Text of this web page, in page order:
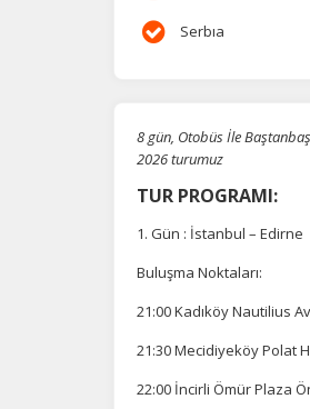
Serbıa
8 gün, Otobüs İle
2026 turumuz
TUR PROGRAMI:
1. Gün : İstanbul – Edirne
Buluşma Noktaları:
21:00 Kadıköy Nautilius
21:30 Mecidiyeköy Polat
22:00 İncirli Ömür Plaza